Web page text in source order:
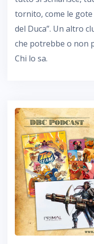
tornito, come le
del Duca”. Un altro
che potrebbe o non
Chi lo sa.